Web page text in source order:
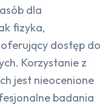
dla
fizyka,
dostęp do
Korzystanie z
jest nieocenione
badania